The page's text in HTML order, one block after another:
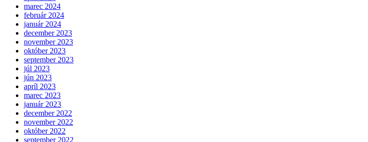
marec 2024
február 2024
január 2024
december 2023
november 2023
október 2023
september 2023
júl 2023
jún 2023
apríl 2023
marec 2023
január 2023
december 2022
november 2022
október 2022
september 2022